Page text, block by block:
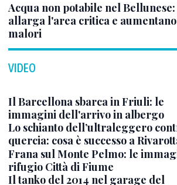
Acqua non potabile nel Bellunese:
allarga l'area critica e
malori
VIDEO
Il Barcellona sbarca in Friuli: le
immagini dell'arrivo in albergo
Lo schianto dell’ultraleggero
quercia: cosa è successo a
Frana sul Monte Pelmo: le
rifugio Città di Fiume
Il tanko del 2014 nel garage del